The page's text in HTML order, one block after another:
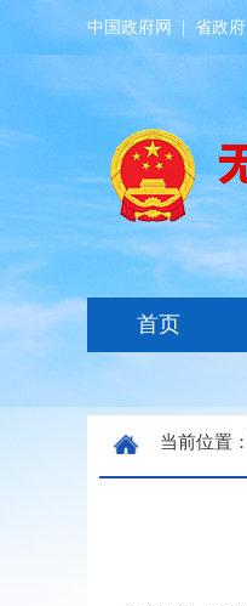
中国政府网 省政府
当前位置：